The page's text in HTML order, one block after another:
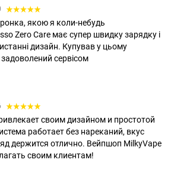
якою я коли-небудь
Zero Care має супер швидку зарядку і
дизайн. Купував у цьому
сервісом
своим дизайном и простотой
работает без нареканий, вкус
держится отлично. Вейпшоп MilkyVape
своим клиентам!